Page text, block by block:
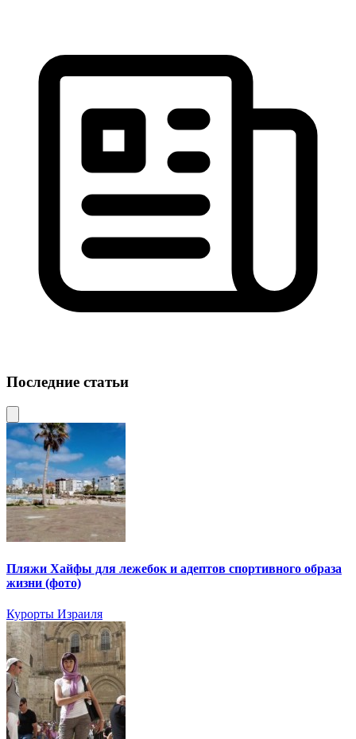
Последние статьи
Пляжи Хайфы для лежебок и адептов спортивного образа
жизни (фото)
Курорты Израиля